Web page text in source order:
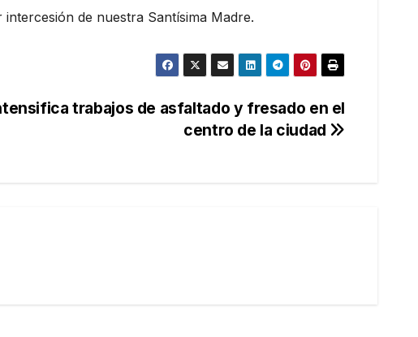
de nuestra Santísima Madre.
trabajos de asfaltado y fresado en el
centro de la ciudad